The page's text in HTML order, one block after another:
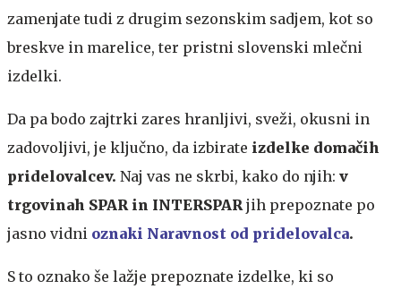
zamenjate tudi z drugim sezonskim sadjem, kot so
breskve in marelice, ter pristni slovenski mlečni
izdelki.
Da pa bodo zajtrki zares hranljivi, sveži, okusni in
zadovoljivi, je ključno, da izbirate izdelke domačih
pridelovalcev. Naj vas ne skrbi, kako do njih: v
trgovinah SPAR in INTERSPAR jih prepoznate po
jasno vidni oznaki Naravnost od pridelovalca.
S to oznako še lažje prepoznate izdelke, ki so